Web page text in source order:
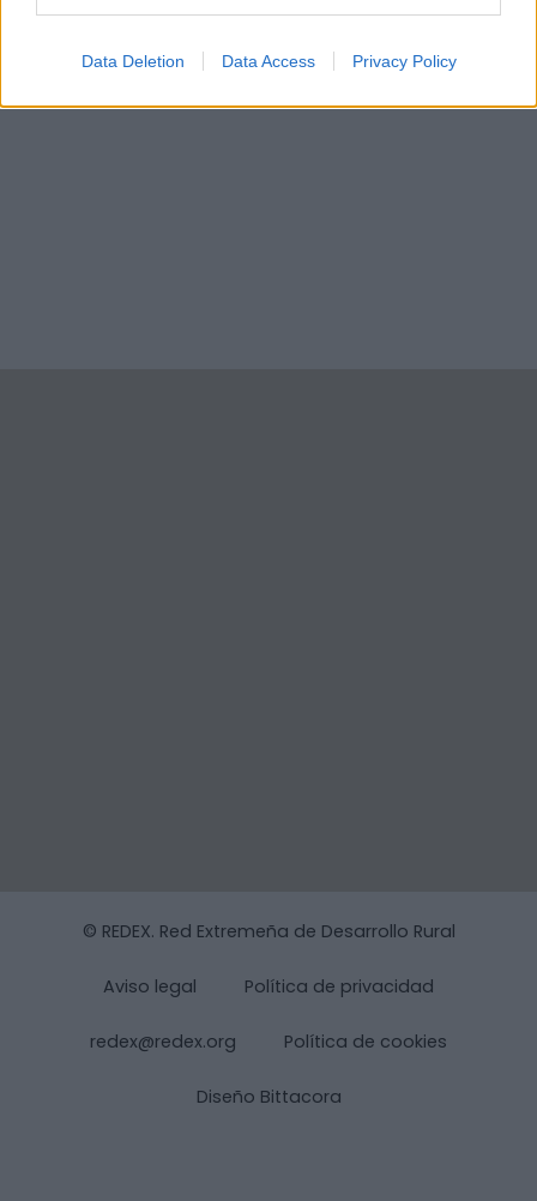
Data Deletion Data Access Privacy Policy
© REDEX. Red Extremeña de Desarrollo Rural
Aviso legal Política de privacidad
redex@redex.org Política de cookies
Diseño Bittacora